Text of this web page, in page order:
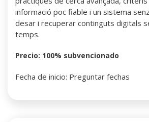
informació poc fiable i un sistema
desar i recuperar continguts digitals
temps.
Precio: 100% subvencionado
Fecha de inicio: Preguntar fechas